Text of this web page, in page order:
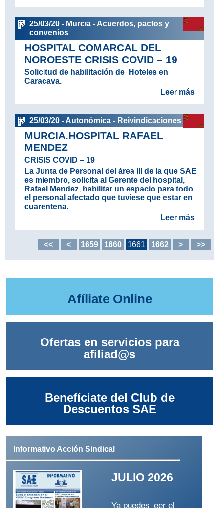
25/03/20 - Murcia - Acuerdos, pactos y
convenios
HOSPITAL COMARCAL DEL
NOROESTE CRISIS COVID – 19
Solicitud de habilitación de Hoteles en
Caracava.
Leer más
25/03/20 - Autonómica - Reivindicaciones
MURCIA.HOSPITAL RAFAEL
MENDEZ
CRISIS COVID – 19
La Junta de Personal del área III de la que SAE
es miembro, solicita al Gerente del hospital,
Rafael Mendez, habilitar un espacio para todo
el personal afectado que tuviese que estar en
cuarentena.
Leer más
<< < 1659 1660 1661 1662 > >>
Afíliate Online
Ofertas en servicios para
afiliad@s
Benefíciate del Club de
Descuentos SAE
Informativo Acción Sindical
JULIO 2026
Ya puedes leer el